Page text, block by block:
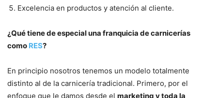
Excelencia en productos y atención al cliente.
¿Qué tiene de especial una franquicia de carnicerías
como RES?
En principio nosotros tenemos un modelo totalmente
distinto al de la carnicería tradicional. Primero, por el
enfoque que le damos desde el marketing y toda la